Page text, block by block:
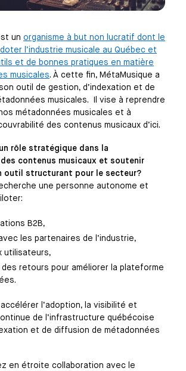
un organisme à but non lucratif dont le
l’industrie musicale au Québec et
et de bonnes pratiques en matière
musicales. À cette fin, MétaMusique a
outil de gestion, d’indexation et de
musicales. Il vise à reprendre
métadonnées musicales et à
des contenus musicaux d’ici.
rôle stratégique dans la
contenus musicaux et soutenir
outil structurant pour le secteur?
une personne autonome et
B2B,
les partenaires de l’industrie,
utilisateurs,
retours pour améliorer la plateforme
l’adoption, la visibilité et
de l’infrastructure québécoise
et de diffusion de métadonnées
en étroite collaboration avec le